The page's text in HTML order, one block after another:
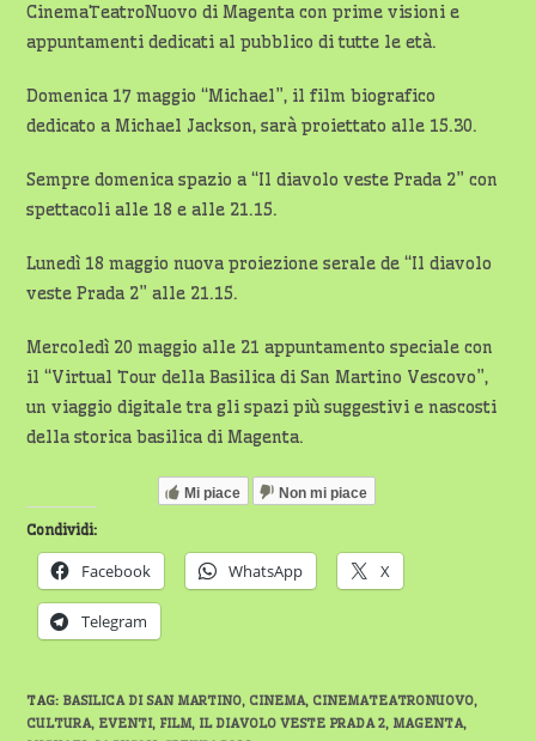
CinemaTeatroNuovo di Magenta con prime visioni e
appuntamenti dedicati al pubblico di tutte le età.
Domenica 17 maggio “Michael”, il film biografico
dedicato a Michael Jackson, sarà proiettato alle 15.30.
Sempre domenica spazio a “Il diavolo veste Prada 2” con
spettacoli alle 18 e alle 21.15.
Lunedì 18 maggio nuova proiezione serale de “Il diavolo
veste Prada 2” alle 21.15.
Mercoledì 20 maggio alle 21 appuntamento speciale con
il “Virtual Tour della Basilica di San Martino Vescovo”,
un viaggio digitale tra gli spazi più suggestivi e nascosti
della storica basilica di Magenta.
Mi piace Non mi piace
Condividi:
Facebook WhatsApp X
Telegram
TAG: BASILICA DI SAN MARTINO, CINEMA, CINEMATEATRONUOVO,
CULTURA, EVENTI, FILM, IL DIAVOLO VESTE PRADA 2, MAGENTA,